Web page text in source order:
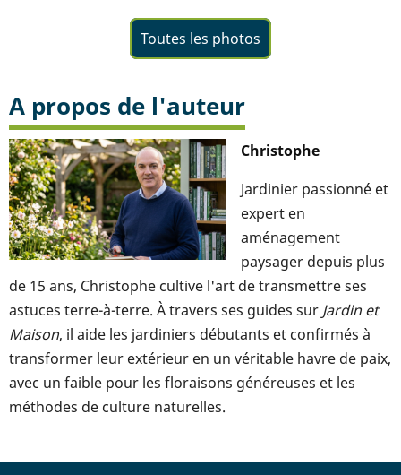
Toutes les photos
A propos de l'auteur
Christophe
Jardinier passionné et
expert en
aménagement
paysager depuis plus
de 15 ans, Christophe cultive l'art de transmettre ses
astuces terre-à-terre. À travers ses guides sur Jardin et
Maison, il aide les jardiniers débutants et confirmés à
transformer leur extérieur en un véritable havre de paix,
avec un faible pour les floraisons généreuses et les
méthodes de culture naturelles.